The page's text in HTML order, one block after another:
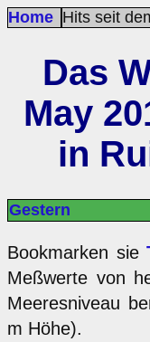
Home Hits seit
Das
May
in
Gestern
Bookmarken sie
Meßwerte von
Meeresniveau
m Höhe).